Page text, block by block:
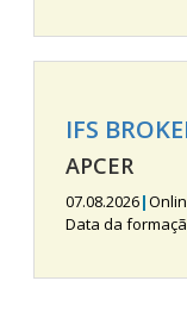
IFS
APCER
07.08.2026|
Data da